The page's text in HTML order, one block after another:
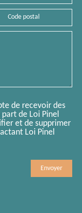
de recevoir des
de Loi Pinel
et de supprimer
Loi Pinel